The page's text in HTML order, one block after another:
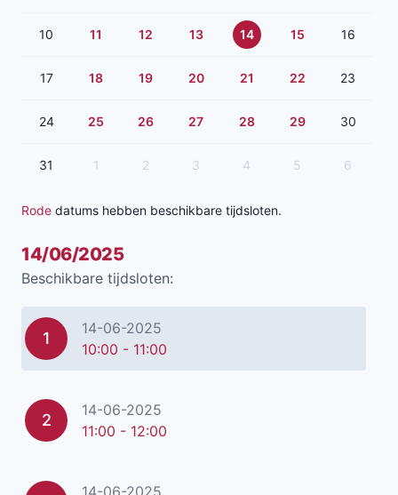
10 11 12 13 14 15 16
17 18 19 20 21 22 23
24 25 26 27 28 29 30
31 1 2 3 4 5 6
Rode datums hebben beschikbare tijdsloten.
14/06/2025
Beschikbare tijdsloten:
1
14-06-2025
10:00 - 11:00
2
14-06-2025
11:00 - 12:00
14-06-2025